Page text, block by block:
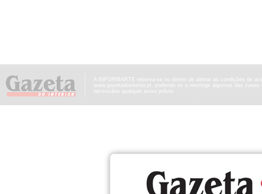
A INFORMARTE reserva-se no direito de alterar as condições de
www.gazetadointerior.pt, podendo vir a restringir algumas das
necessário qualquer aviso prévio.